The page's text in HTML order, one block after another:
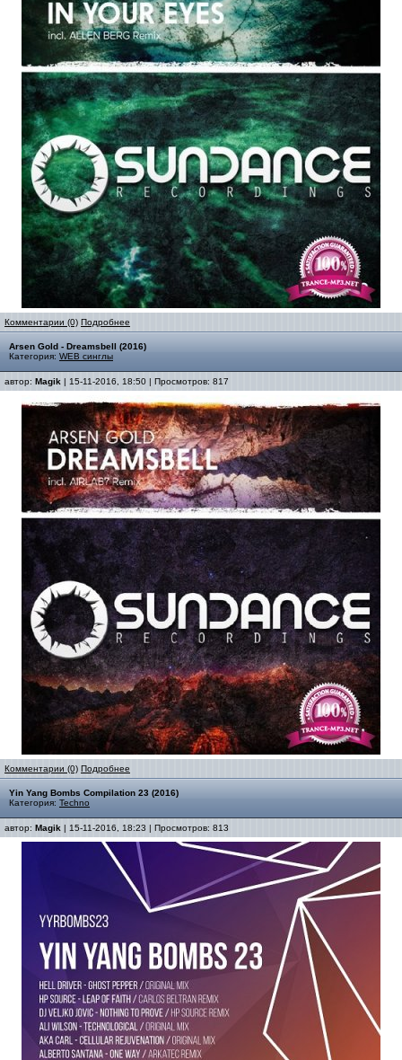
Комментарии (0) Подробнее
Arsen Gold - Dreamsbell (2016)
Категория: WEB синглы
автор: Magik | 15-11-2016, 18:50 | Просмотров: 817
Комментарии (0) Подробнее
Yin Yang Bombs Compilation 23 (2016)
Категория: Techno
автор: Magik | 15-11-2016, 18:23 | Просмотров: 813